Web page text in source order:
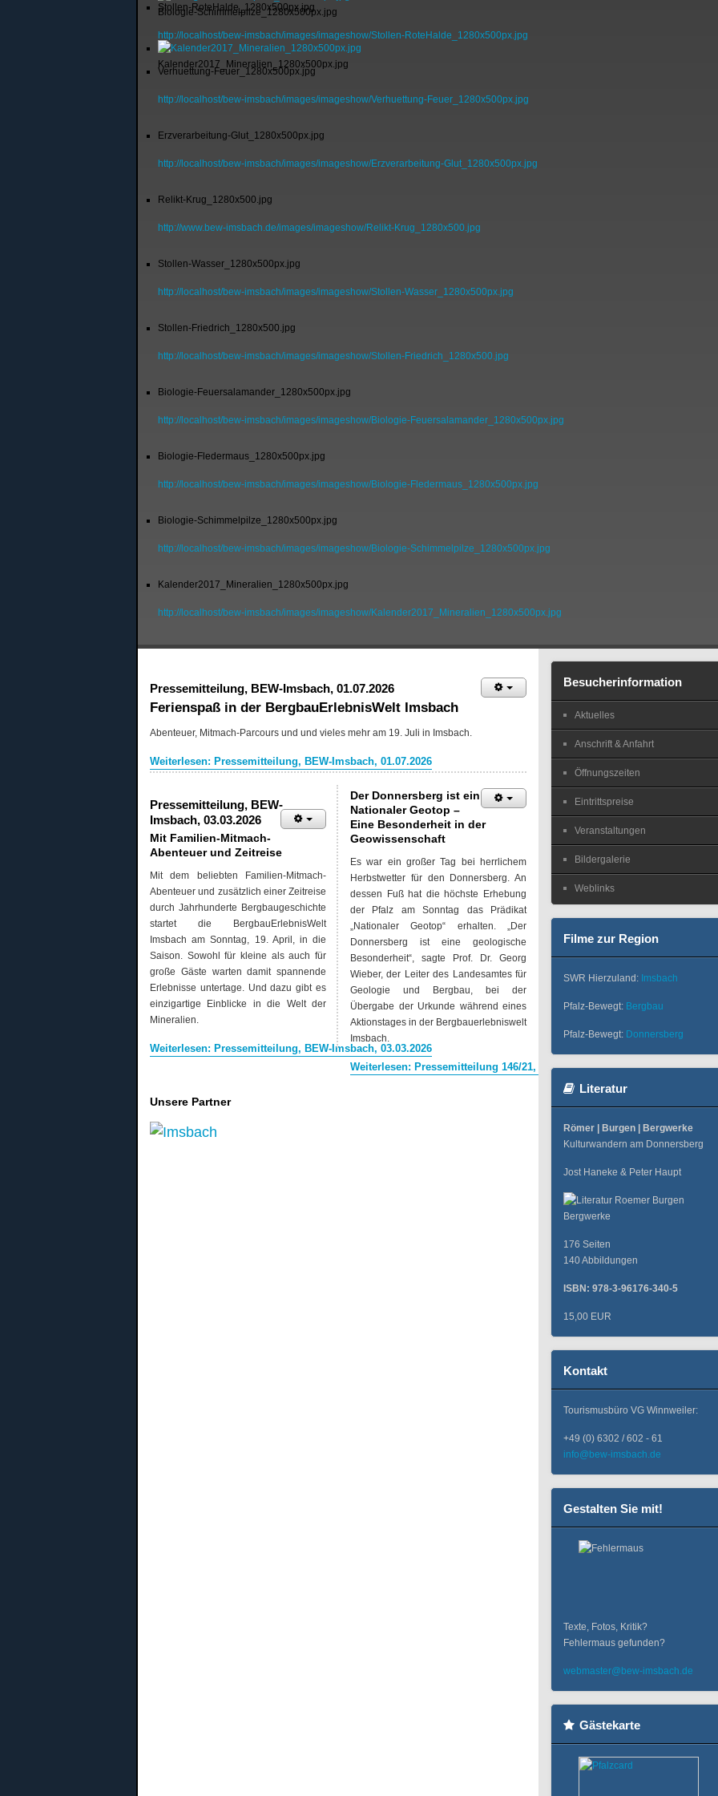
Biologie-Schimmelpilze_1280x500px.jpg
Kalender2017_Mineralien_1280x500px.jpg
Stollen-RoteHalde_1280x500px.jpg
http://localhost/bew-imsbach/images/imageshow/Stollen-RoteHalde_1280x500px.jpg
Verhuettung-Feuer_1280x500px.jpg
http://localhost/bew-imsbach/images/imageshow/Verhuettung-Feuer_1280x500px.jpg
Erzverarbeitung-Glut_1280x500px.jpg
http://localhost/bew-imsbach/images/imageshow/Erzverarbeitung-Glut_1280x500px.jpg
Relikt-Krug_1280x500.jpg
http://www.bew-imsbach.de/images/imageshow/Relikt-Krug_1280x500.jpg
Stollen-Wasser_1280x500px.jpg
http://localhost/bew-imsbach/images/imageshow/Stollen-Wasser_1280x500px.jpg
Stollen-Friedrich_1280x500.jpg
http://localhost/bew-imsbach/images/imageshow/Stollen-Friedrich_1280x500.jpg
Biologie-Feuersalamander_1280x500px.jpg
http://localhost/bew-imsbach/images/imageshow/Biologie-Feuersalamander_1280x500px.jpg
Biologie-Fledermaus_1280x500px.jpg
http://localhost/bew-imsbach/images/imageshow/Biologie-Fledermaus_1280x500px.jpg
Biologie-Schimmelpilze_1280x500px.jpg
http://localhost/bew-imsbach/images/imageshow/Biologie-Schimmelpilze_1280x500px.jpg
Kalender2017_Mineralien_1280x500px.jpg
http://localhost/bew-imsbach/images/imageshow/Kalender2017_Mineralien_1280x500px.jpg
Pressemitteilung, BEW-Imsbach, 01.07.2026
Ferienspaß in der BergbauErlebnisWelt Imsbach
Abenteuer, Mitmach-Parcours und und vieles mehr am 19. Juli in Imsbach.
Weiterlesen: Pressemitteilung, BEW-Imsbach, 01.07.2026
Pressemitteilung, BEW-
Imsbach, 03.03.2026
Mit Familien-Mitmach-
Abenteuer und Zeitreise
Mit dem beliebten Familien-Mitmach-
Abenteuer und zusätzlich einer Zeitreise
durch Jahrhunderte Bergbaugeschichte
startet die BergbauErlebnisWelt
Imsbach am Sonntag, 19. April, in die
Saison. Sowohl für kleine als auch für
große Gäste warten damit spannende
Erlebnisse untertage. Und dazu gibt es
einzigartige Einblicke in die Welt der
Mineralien.
Weiterlesen: Pressemitteilung, BEW-Imsbach, 03.03.2026
Der Donnersberg ist ein
Nationaler Geotop –
Eine Besonderheit in der
Geowissenschaft
Es war ein großer Tag bei herrlichem
Herbstwetter für den Donnersberg. An
dessen Fuß hat die höchste Erhebung
der Pfalz am Sonntag das Prädikat
„Nationaler Geotop“ erhalten. „Der
Donnersberg ist eine geologische
Besonderheit“, sagte Prof. Dr. Georg
Wieber, der Leiter des Landesamtes für
Geologie und Bergbau, bei der
Übergabe der Urkunde während eines
Aktionstages in der Bergbauerlebniswelt
Imsbach.
Weiterlesen: Pressemitteilung 146/21, Kreisverwaltung Donnersberg,
Unsere Partner
Besucherinformation
Aktuelles
Anschrift & Anfahrt
Öffnungszeiten
Eintrittspreise
Veranstaltungen
Bildergalerie
Weblinks
Filme zur Region
SWR Hierzuland: Imsbach
Pfalz-Bewegt: Bergbau
Pfalz-Bewegt: Donnersberg
Literatur
Römer | Burgen | Bergwerke
Kulturwandern am Donnersberg
Jost Haneke & Peter Haupt
176 Seiten
140 Abbildungen
ISBN: 978-3-96176-340-5
15,00 EUR
Kontakt
Tourismusbüro VG Winnweiler:
+49 (0) 6302 / 602 - 61
info@bew-imsbach.de
Gestalten Sie mit!
Texte, Fotos, Kritik?
Fehlermaus gefunden?
webmaster@bew-imsbach.de
Gästekarte